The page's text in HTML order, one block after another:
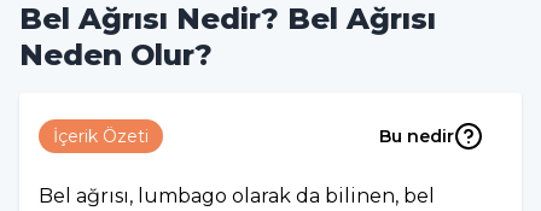
Bel Ağrısı Nedir? Bel Ağrısı
Neden Olur?
İçerik Özeti Bu nedir
Bel ağrısı, lumbago olarak da bilinen, bel